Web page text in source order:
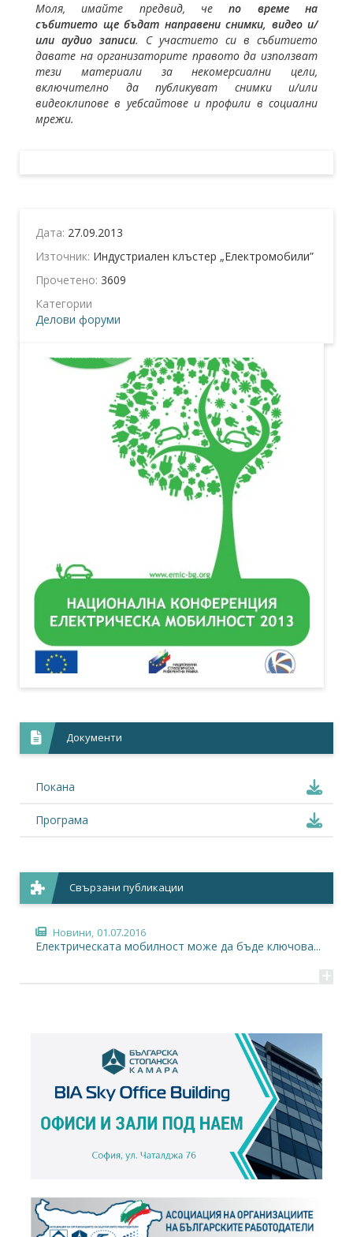
Моля, имайте предвид, чепо време на
събитието ще бъдат направени снимки, видео и/
или аудио записи. С участието си в събитието
давате на организаторите правото да използват
тези материали за некомерсиални цели,
включително да публикуват снимки и/или
видеоклипове в уебсайтове и профили в социални
мрежи.
Дата: 27.09.2013
Източник: Индустриален клъстер „Електромобили”
Прочетено: 3609
Категории
Делови форуми
Документи
Покана
Програма
Свързани публикации
Новини, 01.07.2016
Електрическата мобилност може да бъде ключова...
+